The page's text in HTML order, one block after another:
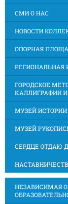
СМИ О НАС
НОВОСТИ
ОПОРНАЯ
ГОРОДСКОЕ
КАЛЛИГРАФИИ
МУЗЕЙ
МУЗЕЙ
СЕРДЦЕ ОТДАЮ
НЕЗАВИСИМАЯ